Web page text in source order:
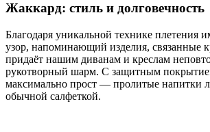
Жаккард: стиль и долговечность
Благодаря уникальной технике плетения
узор, напоминающий изделия, связанные
придаёт нашим диванам и креслам
рукотворный шарм. С защитным
максимально прост — пролитые напитки
обычной салфеткой.